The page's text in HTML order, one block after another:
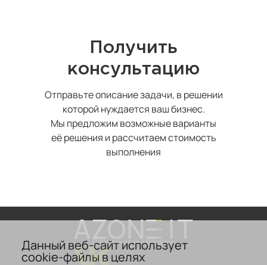
Получить
консультацию
Отправьте описание задачи, в решении
которой нуждается ваш бизнес.
Мы предложим возможные варианты
её решения и рассчитаем стоимость
выполнения
Системная интеграция
Данный веб-сайт использует
cookie-файлы в целях